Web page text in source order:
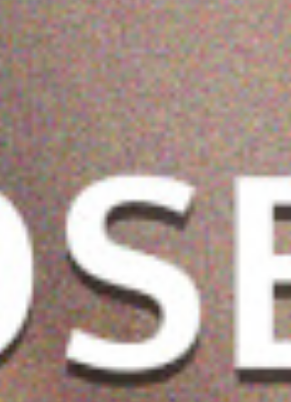
ڤيبرانت جلمور الريتينول
تونر للوجه ١٠٠ ملي
2.200 دب
1.980 دب
اشتر الآن
أماليكو لوشن الجسم
فيتامين أ و ب 3 مع
الحلزون والزبان 550 مل
2.200 دب
0.900 دب
اشتر الآن